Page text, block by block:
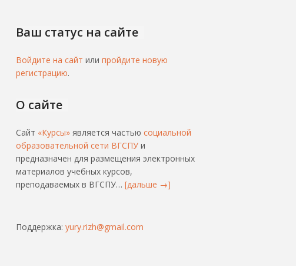
Ваш статус на сайте
Войдите на сайт или пройдите новую
регистрацию.
О сайте
Сайт «Курсы» является частью социальной
образовательной сети ВГСПУ и
предназначен для размещения электронных
материалов учебных курсов,
преподаваемых в ВГСПУ… [дальше →]
Поддержка: yury.rizh@gmail.com